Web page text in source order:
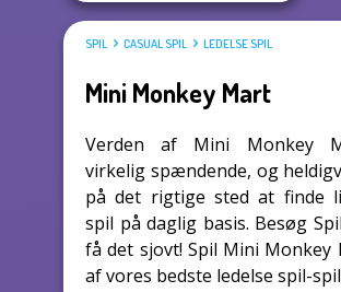
SPIL CASUAL SPIL LEDELSE SPIL
Mini Monkey Mart
Verden af Mini Monkey
virkelig spændende, og
på det rigtige sted at finde
spil på daglig basis. Besøg
få det sjovt! Spil Mini Monkey
af vores bedste ledelse spil-